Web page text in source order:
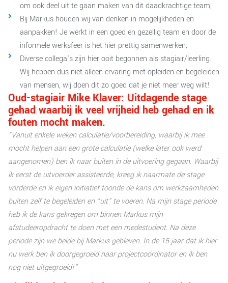
om ook deel uit te gaan maken van dit daadkrachtige team;
Bij Markus houden wij van denken in mogelijkheden en
aanpakken! Je werkt in een goed en gezellig team en door de
informele werksfeer is het hier prettig samenwerken;
Diverse collega’s zijn hier ooit begonnen als stagiair/leerling.
Wij hebben dus niet alleen ervaring met opleiden en begeleiden
van mensen, wij doen dit zo goed dat je niet meer weg wilt!
Oud-stagiair Mike Klaver: Uitdagende stage
gehad waarbij ik veel vrijheid heb gehad en ik
fouten mocht maken.
“Vanuit enkele weken calculatie/voorbereiding, waarbij ik mee
mocht helpen aan een grote calculatie (welke later ook werd
aangenomen) ben ik naar buiten in de uitvoering gegaan. Waarbij
ik eerst de uitvoerder assisteerde, kreeg ik naarmate de stage
vorderde en ik eigen initiatief toonde de kans om werkzaamheden
buiten zelf te begeleiden en “uit” te voeren. Na mijn stage periode
heb ik de kans gekregen om binnen Markus mijn
afstudeeropdracht te doen met een medestudent. Na deze
periode zijn we beide bij Markus gebleven. In de 15 jaar dat ik hier
nu werk ben ik doorgegroeid naar projectcoördinator en ik ben
nog niet uitgegroeid!”